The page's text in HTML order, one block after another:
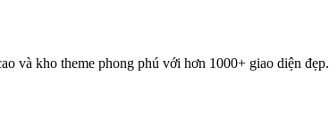
và kho theme phong phú với hơn 1000+ giao diện đẹp.